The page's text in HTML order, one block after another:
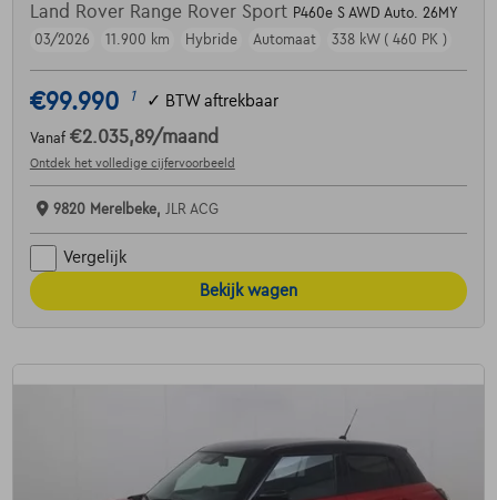
Land Rover Range Rover Sport P460e S AWD Auto. 26MY
03/2026
11.900 km Hybride Automaat 338 kW ( 460 PK )
€99.990 1 ✓ BTW aftrekbaar
Vanaf €2.035,89/maand
Ontdek het volledige cijfervoorbeeld
9820 Merelbeke, JLR ACG
Vergelijk
Bekijk wagen